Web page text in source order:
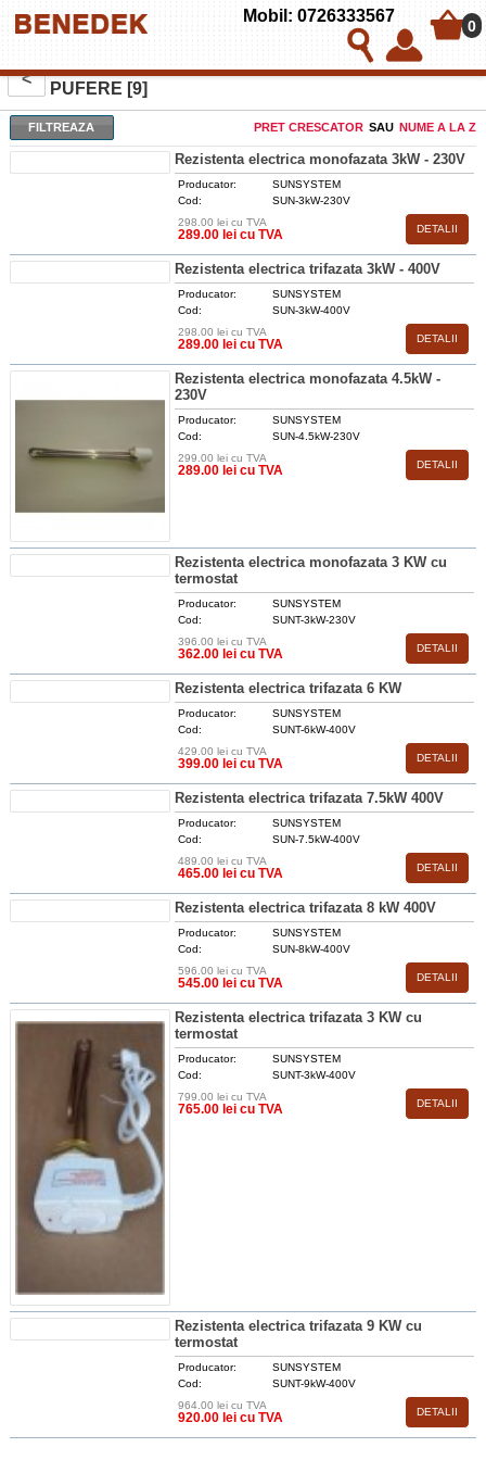
Mobil: 0726333567
0
<
REZISTENTE ELECTRICE PENTRU BOILERE SI
PUFERE [9]
FILTREAZA NUME A LA Z
SAU
PRET CRESCATOR
Rezistenta electrica monofazata 3kW - 230V
Producator:
SUNSYSTEM
Cod:
SUN-3kW-230V
298.00 lei cu TVA
289.00 lei cu TVA DETALII
Rezistenta electrica trifazata 3kW - 400V
Producator:
SUNSYSTEM
Cod:
SUN-3kW-400V
298.00 lei cu TVA
289.00 lei cu TVA DETALII
Rezistenta electrica monofazata 4.5kW -
230V
Producator:
SUNSYSTEM
Cod:
SUN-4.5kW-230V
299.00 lei cu TVA
289.00 lei cu TVA DETALII
Rezistenta electrica monofazata 3 KW cu
termostat
Producator:
SUNSYSTEM
Cod:
SUNT-3kW-230V
396.00 lei cu TVA
362.00 lei cu TVA DETALII
Rezistenta electrica trifazata 6 KW
Producator:
SUNSYSTEM
Cod:
SUNT-6kW-400V
429.00 lei cu TVA
399.00 lei cu TVA DETALII
Rezistenta electrica trifazata 7.5kW 400V
Producator:
SUNSYSTEM
Cod:
SUN-7.5kW-400V
489.00 lei cu TVA
465.00 lei cu TVA DETALII
Rezistenta electrica trifazata 8 kW 400V
Producator:
SUNSYSTEM
Cod:
SUN-8kW-400V
596.00 lei cu TVA
545.00 lei cu TVA DETALII
Rezistenta electrica trifazata 3 KW cu
termostat
Producator:
SUNSYSTEM
Cod:
SUNT-3kW-400V
799.00 lei cu TVA
765.00 lei cu TVA DETALII
Rezistenta electrica trifazata 9 KW cu
termostat
Producator:
SUNSYSTEM
Cod:
SUNT-9kW-400V
964.00 lei cu TVA
920.00 lei cu TVA DETALII